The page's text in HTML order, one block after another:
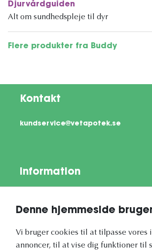
Denne hjemmeside
Vi bruger cookies til at tilpasse vores
annoncer, til at vise dig funktioner til
Djurvårdguiden
Alt om sundhedspleje til dyr
Flere produkter fra Buddy
Kontakt
kundservice@vetapotek.se
Information
Vores nyhedsbrev